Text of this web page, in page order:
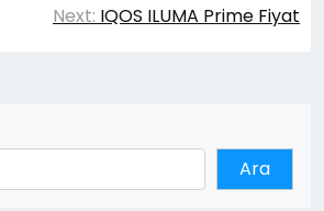
Next: IQOS ILUMA Prime Fiyat
Ara